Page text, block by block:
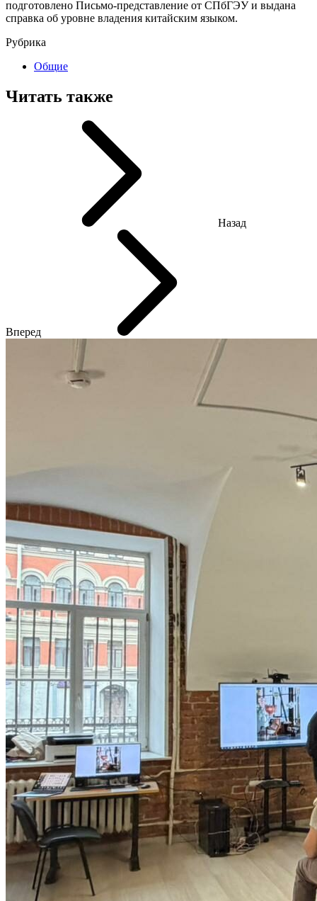
подготовлено Письмо-представление от СПбГЭУ и выдана
справка об уровне владения китайским языком.
Рубрика
Общие
Читать также
Назад
Вперед